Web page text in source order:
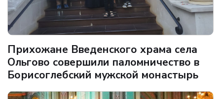
Прихожане Введенского храма села
Ольгово совершили паломничество в
Борисоглебский мужской монастырь